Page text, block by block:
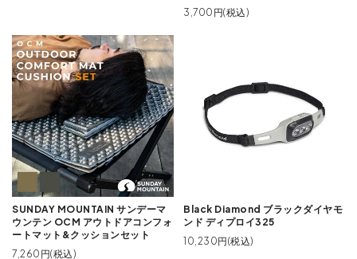
3,700円(税込)
SUNDAY MOUNTAIN サンデーマ
ウンテン OCM アウトドアコンフォ
ートマット&クッションセット
7,260円(税込)
Black Diamond ブラックダイヤモ
ンド ディプロイ325
10,230円(税込)